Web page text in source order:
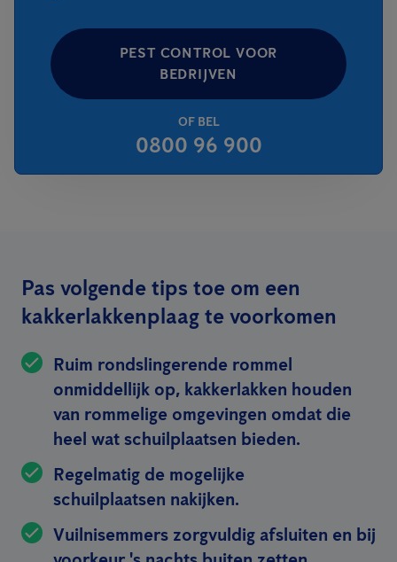
PEST CONTROL VOOR
BEDRIJVEN
OF BEL
0800 96 900
Pas volgende tips toe om een
kakkerlakkenplaag te voorkomen
Ruim rondslingerende rommel
onmiddellijk op, kakkerlakken houden
van rommelige omgevingen omdat die
heel wat schuilplaatsen bieden.
Regelmatig de mogelijke
schuilplaatsen nakijken.
Vuilnisemmers zorgvuldig afsluiten en bij